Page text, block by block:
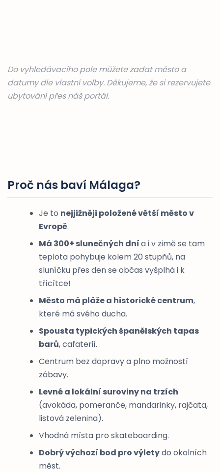
Do vyhledávacího pole můžete zadat město a
datumy dle vlastní volby. Děkujeme, že si rezervujete
ubytování přes náš portál.
Proč nás baví Málaga?
Je to nejjižněji položené větší město v
Evropě.
Má 300+ slunečných dnía i v zimě se tam
teplota pohybuje kolem 20 stupňů, na
sluníčku přes den se občas vyšplhá i k
třícítce!
Město má pláže a historické centrum,
které má svého ducha.
Spousta typických španělských tapas
barů, cafaterií.
Centrum bez dopravy a plno možností
zábavy.
Levné a lokální suroviny na trzích
(avokáda, pomeranče, mandarinky, rajčata,
listová zelenina).
Vhodná místa pro skateboarding.
Dobrý výchozí bod pro výletydo okolních
měst.